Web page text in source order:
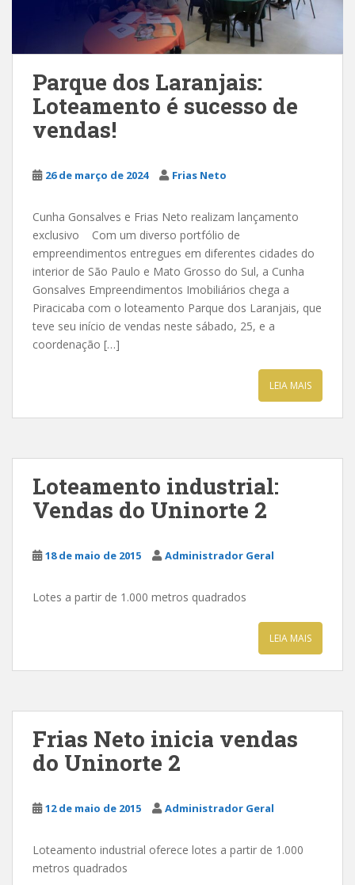
Parque dos Laranjais:
Loteamento é sucesso de
vendas!
26 de março de 2024 Frias Neto
Cunha Gonsalves e Frias Neto realizam lançamento
exclusivo Com um diverso portfólio de
empreendimentos entregues em diferentes cidades do
interior de São Paulo e Mato Grosso do Sul, a Cunha
Gonsalves Empreendimentos Imobiliários chega a
Piracicaba com o loteamento Parque dos Laranjais, que
teve seu início de vendas neste sábado, 25, e a
coordenação […]
LEIA MAIS
Loteamento industrial:
Vendas do Uninorte 2
18 de maio de 2015 Administrador Geral
Lotes a partir de 1.000 metros quadrados
LEIA MAIS
Frias Neto inicia vendas
do Uninorte 2
12 de maio de 2015 Administrador Geral
Loteamento industrial oferece lotes a partir de 1.000
metros quadrados